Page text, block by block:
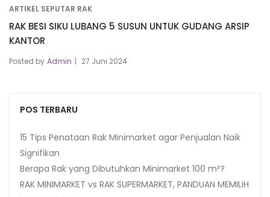
ARTIKEL SEPUTAR RAK
RAK BESI SIKU LUBANG 5 SUSUN UNTUK GUDANG ARSIP
KANTOR
Posted by Admin 27 Juni 2024
POS TERBARU
15 Tips Penataan Rak Minimarket agar Penjualan Naik
Signifikan
Berapa Rak yang Dibutuhkan Minimarket 100 m²?
RAK MINIMARKET vs RAK SUPERMARKET, PANDUAN MEMILIH